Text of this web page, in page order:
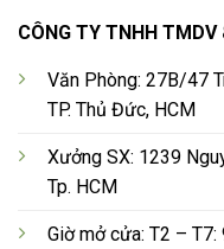
CÔNG TY TNHH TMDV
Văn Phòng: 27B/47
TP. Thủ Đức, HCM
Xưởng SX: 1239
Tp. HCM
Giờ mở cửa: T2 –